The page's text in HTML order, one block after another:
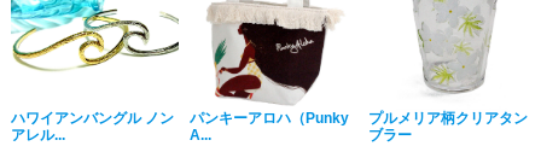
ハワイアンバングル ノン
アレル...
パンキーアロハ（Punky
A...
プルメリア柄クリアタン
ブラー